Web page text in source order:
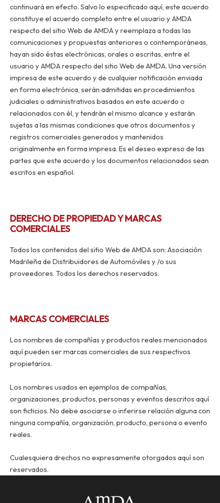
continuará en efecto. Salvo lo especificado aquí, este acuerdo
constituye el acuerdo completo entre el usuario y AMDA
respecto del sitio Web de AMDA y reemplaza a todas las
comunicaciones y propuestas anteriores o contemporáneas,
hayan sido éstas electrónicas, orales o escritas, entre el
usuario y AMDA respecto del sitio Web de AMDA. Una versión
impresa de este acuerdo y de cualquier notificación enviada
en forma electrónica, serán admitidas en procedimientos
judiciales o administrativos basados en este acuerdo o
relacionados con él, y tendrán el mismo alcance y estarán
sujetas a las mismas condiciones que otros documentos y
registros comerciales generados y mantenidos
originalmente en forma impresa. Es el deseo expreso de las
partes que este acuerdo y los documentos relacionados sean
escritos en español.
DERECHO DE PROPIEDAD Y MARCAS
COMERCIALES
Todos los contenidos del sitio Web de AMDA son: Asociación
Madrileña de Distribuidores de Automóviles y /o sus
proveedores. Todos los derechos reservados.
MARCAS COMERCIALES
Los nombres de compañías y productos reales mencionados
aquí pueden ser marcas comerciales de sus respectivos
propietarios.
Los nombres usados en ejemplos de compañías,
organizaciones, productos, personas y eventos descritos aquí
son ficticios. No debe asociarse o inferirse relación alguna con
ninguna compañía, organización, producto, persona o evento
reales.
Cualesquiera drechos no expresamente otorgados aquí son
reservados.